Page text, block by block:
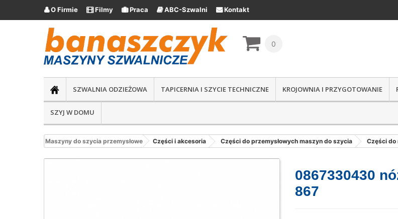
O Firmie Filmy Praca ABC-Szwalni Kontakt
0
SZWALNIA ODZIEŻOWA TAPICERNIA I SZYCIE TECHNICZNE KROJOWNIA I PRZYGOTOWANIE
SZYJ W DOMU
Maszyny do szycia przemysłowe Części i akcesoria Części do przemysłowych maszyn do szycia Części
0867330430
867